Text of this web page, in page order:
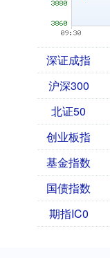
深证成指
沪深300
北证50
创业板指
基金指数
国债指数
期指IC0